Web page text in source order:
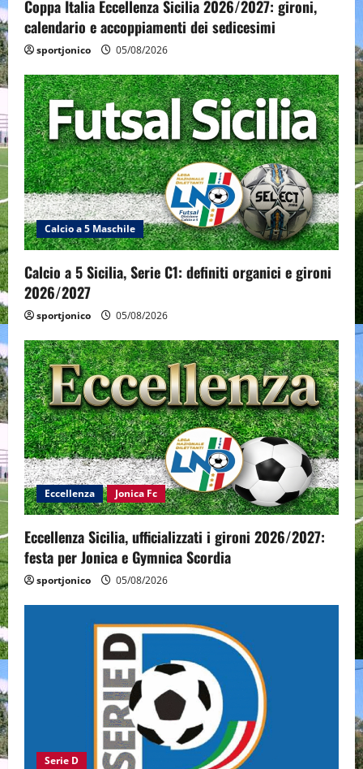
Coppa Italia Eccellenza Sicilia 2026/2027: gironi,
calendario e accoppiamenti dei sedicesimi
sportjonico 05/08/2026
Calcio a 5 Maschile
Calcio a 5 Sicilia, Serie C1: definiti organici e gironi
2026/2027
sportjonico 05/08/2026
Eccellenza Jonica Fc
Eccellenza Sicilia, ufficializzati i gironi 2026/2027:
festa per Jonica e Gymnica Scordia
sportjonico 05/08/2026
Serie D